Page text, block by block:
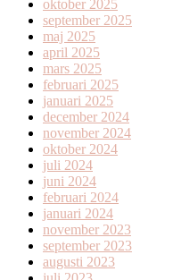
oktober 2025
september 2025
maj 2025
april 2025
mars 2025
februari 2025
januari 2025
december 2024
november 2024
oktober 2024
juli 2024
juni 2024
februari 2024
januari 2024
november 2023
september 2023
augusti 2023